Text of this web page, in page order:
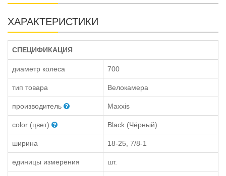
ХАРАКТЕРИСТИКИ
СПЕЦИФИКАЦИЯ
диаметр колеса 700
тип товара Велокамера
производитель Maxxis
color (цвет) Black (Чёрный)
ширина 18-25, 7/8-1
единицы измерения шт.